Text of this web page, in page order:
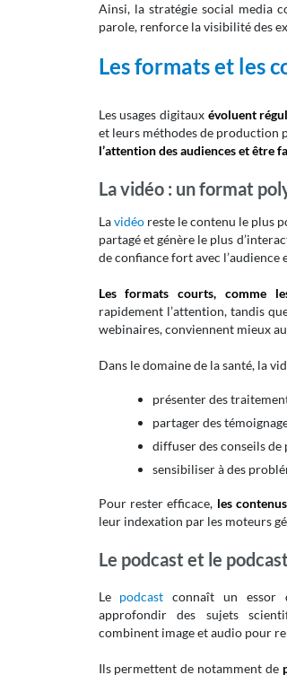
Ainsi, la stratégie social media
parole, renforce la visibilité des
Les formats et les
Les usages digitaux évoluent
et leurs méthodes de production
l’attention des audiences et être
La vidéo : un format
Lavidéoreste le contenu le plus
partagé et génère le plus
de confiance fort avec l’audience
Les formats courts, comme
rapidement l’attention, tandis
webinaires, conviennent mieux
Dans le domaine de la santé, la
présenter des
partager des
diffuser des conseils de
sensibiliser à des
Pour rester efficace, les
leur indexation par les moteurs
Le podcast et le
Le podcast connaît un essor
approfondir des sujets
combinent image et audio pour
Ils permettent de notamment de